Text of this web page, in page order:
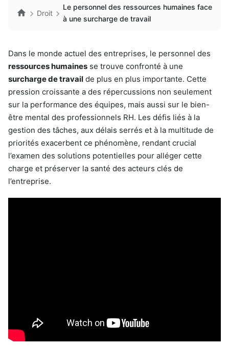
Droit
Le personnel des ressources humaines face
à une surcharge de travail
Dans le monde actuel des entreprises, le personnel des
ressources humaines se trouve confronté à une
surcharge de travail de plus en plus importante. Cette
pression croissante a des répercussions non seulement
sur la performance des équipes, mais aussi sur le bien-
être mental des professionnels RH. Les défis liés à la
gestion des tâches, aux délais serrés et à la multitude de
priorités exacerbent ce phénomène, rendant crucial
l’examen des solutions potentielles pour alléger cette
charge et préserver la santé des acteurs clés de
l’entreprise.